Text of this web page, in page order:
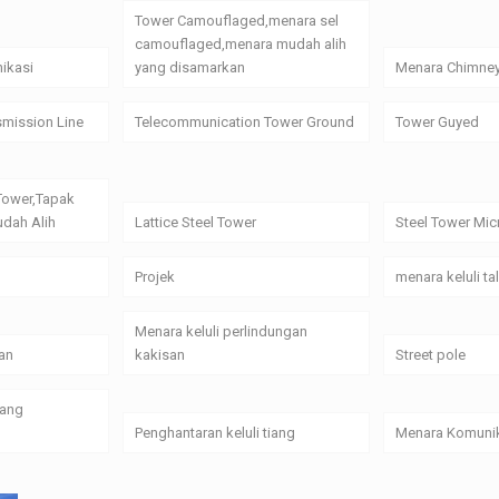
Tower Camouflaged,menara sel
camouflaged,menara mudah alih
yang disamarkan
Menara
Line Telecommunication Tower Ground Tower Guyed
Alih
Lattice Steel Tower Steel Tower
Projek menara keluli
Menara keluli perlindungan
kakisan
Street pole
Penghantaran keluli tiang
Menara